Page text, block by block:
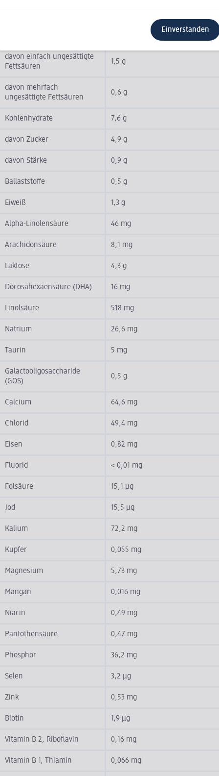
davon einfach ungesättigte
Fettsäuren
1,5 g
davon mehrfach
ungesättigte Fettsäuren
0,6 g
Kohlenhydrate 7,6 g
davon Zucker 4,9 g
davon Stärke 0,9 g
Ballaststoffe 0,5 g
Eiweiß 1,3 g
Alpha-Linolensäure 46 mg
Arachidonsäure 8,1 mg
Laktose 4,3 g
Docosahexaensäure (DHA) 16 mg
Linolsäure 518 mg
Natrium 26,6 mg
Taurin 5 mg
Galactooligosaccharide
(GOS)
0,5 g
Calcium 64,6 mg
Chlorid 49,4 mg
Eisen 0,82 mg
Fluorid < 0,01 mg
Folsäure 15,1 µg
Jod 15,5 µg
Kalium 72,2 mg
Kupfer 0,055 mg
Magnesium 5,73 mg
Mangan 0,016 mg
Niacin 0,49 mg
Pantothensäure 0,47 mg
Phosphor 36,2 mg
Selen 3,2 µg
Zink 0,53 mg
Biotin 1,9 µg
Vitamin B 2, Riboflavin 0,16 mg
Vitamin B 1, Thiamin 0,066 mg
Einverstanden